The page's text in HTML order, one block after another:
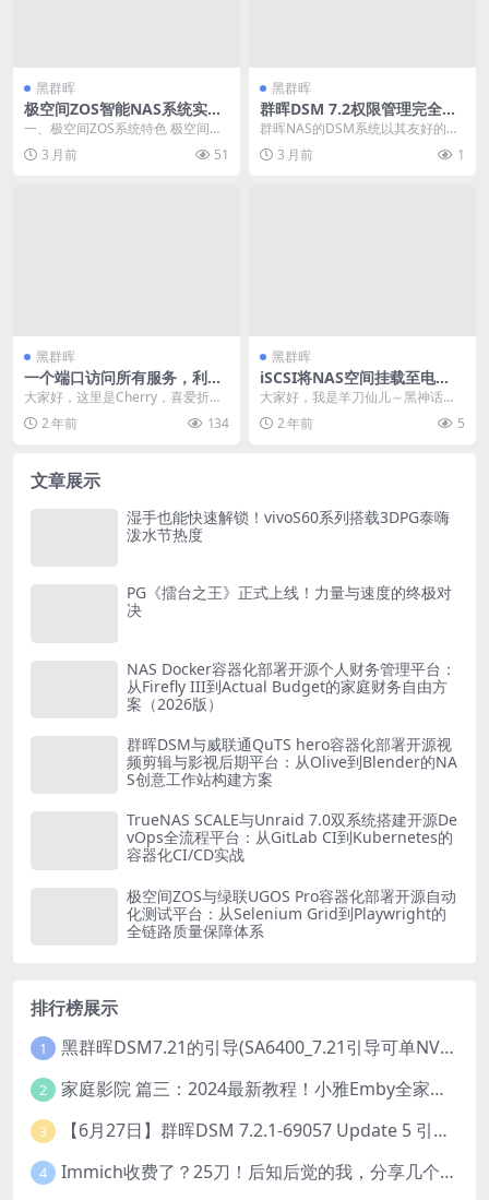
黑群晖
极空间ZOS智能NAS系统实
战：AI赋能的家庭数据中心搭
建指南 – 20260521-021913
一、极空间ZOS系统特色 极空间是
近年来迅速崛起的国产NAS品牌，
由资深存储行业...
3 月前 51
黑群晖
群晖DSM 7.2权限管理完全指
南：从入门到精通
群晖NAS的DSM系统以其友好的权
限管理著称，但很多新手用户面对
复杂的权限设置时...
3 月前 1
黑群晖
一个端口访问所有服务，利用
反代，白嫖拾光坞的端口，拾
光坞+lucky深度结合，这不比
巴黎奥运会玩的花？
大家好，这里是Cherry，喜爱折
腾、捡垃圾、玩数码，热衷于分享
NAS、dock...
2 年前 134
黑群晖
iSCSI将NAS空间挂载至电
脑，再无存储焦虑，爽玩《黑
神话：悟空》
大家好，我是羊刀仙儿～黑神话悟
空8月20日解禁，大部分人已经开
始开爽了。我们可以...
2 年前 5
文章展示
湿手也能快速解锁！vivoS60系列搭载3DPG泰嗨
泼水节热度
PG《擂台之王》正式上线！力量与速度的终极对
决
NAS Docker容器化部署开源个人财务管理平台：
从Firefly III到Actual Budget的家庭财务自由方
案（2026版）
群晖DSM与威联通QuTS hero容器化部署开源视
频剪辑与影视后期平台：从Olive到Blender的NA
S创意工作站构建方案
TrueNAS SCALE与Unraid 7.0双系统搭建开源De
vOps全流程平台：从GitLab CI到Kubernetes的
容器化CI/CD实战
极空间ZOS与绿联UGOS Pro容器化部署开源自动
化测试平台：从Selenium Grid到Playwright的
全链路质量保障体系
排行榜展示
1 黑群晖DSM7.21的引导(SA6400_7.21引导可单NVME安装系统）
2 家庭影院 篇三：2024最新教程！小雅Emby全家桶又是什么？它和小雅AList又有什么区别？
3 【6月27日】群晖DSM 7.2.1-69057 Update 5 引导【附半洗白序列号】
4 Immich收费了？25刀！后知后觉的我，分享几个方法DIY这款最强家庭照片管理工具